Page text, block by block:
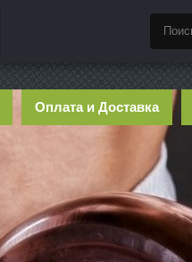
Оплата и Доставка